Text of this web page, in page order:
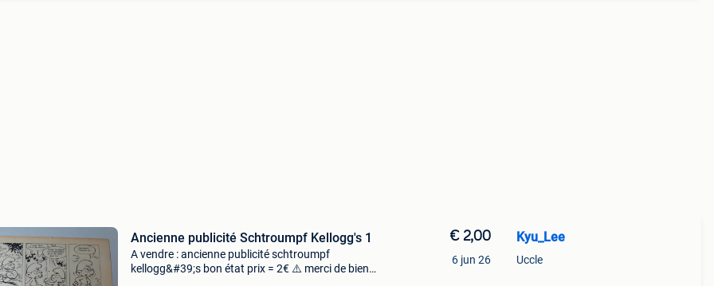
Ancienne publicité Schtroumpf Kellogg's 1
A vendre : ancienne publicité schtroumpf
kellogg&#39;s bon état prix = 2€ ⚠️ merci de bien
€ 2,00
6 jun 26
Kyu_Lee
Uccle